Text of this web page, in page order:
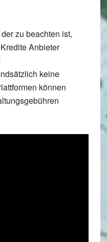
zu beachten ist,
Anbieter
keine
können